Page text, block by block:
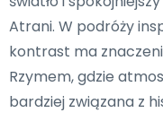
Atrani. W podróży
kontrast ma
Rzymem, gdzie
bardziej związana z